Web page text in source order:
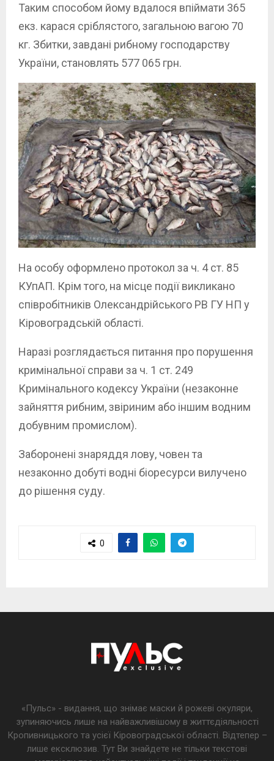
Таким способом йому вдалося впіймати 365
екз. карася сріблястого, загальною вагою 70
кг. Збитки, завдані рибному господарству
України, становлять 577 065 грн.
На особу оформлено протокол за ч. 4 ст. 85
КУпАП. Крім того, на місце події викликано
співробітників Олександрійського РВ ГУ НП у
Кіровоградській області.
Наразі розглядається питання про порушення
кримінальної справи за ч. 1 ст. 249
Кримінального кодексу України (незаконне
зайняття рибним, звіриним або іншим водним
добувним промислом).
Заборонені знаряддя лову, човен та
незаконно добуті водні біоресурси вилучено
до рішення суду.
0
«Пульс» - видання, що знімає маски й рожеві окуляри,
зупиняючись лише на найважливішому в життєдіяльності
Кропивницького та усієї Кіровоградської області. Відтепер –
лише ексклюзив. Тут Ви знайдете не тільки текстові